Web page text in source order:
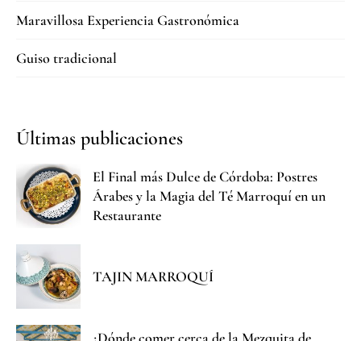
Maravillosa Experiencia Gastronómica
Guiso tradicional
Últimas publicaciones
El Final más Dulce de Córdoba: Postres
Árabes y la Magia del Té Marroquí en un
Restaurante
TAJIN MARROQUÍ